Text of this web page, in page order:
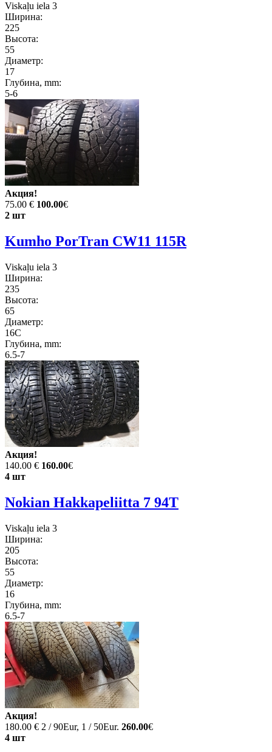
Viskaļu iela 3
Ширина:
225
Высота:
55
Диаметр:
17
Глубина, mm:
5-6
Акция!
75.00 € 100.00€
2 шт
Kumho PorTran CW11 115R
Viskaļu iela 3
Ширина:
235
Высота:
65
Диаметр:
16C
Глубина, mm:
6.5-7
Акция!
140.00 € 160.00€
4 шт
Nokian Hakkapeliitta 7 94T
Viskaļu iela 3
Ширина:
205
Высота:
55
Диаметр:
16
Глубина, mm:
6.5-7
Акция!
180.00 € 2 / 90Eur, 1 / 50Eur. 260.00€
4 шт